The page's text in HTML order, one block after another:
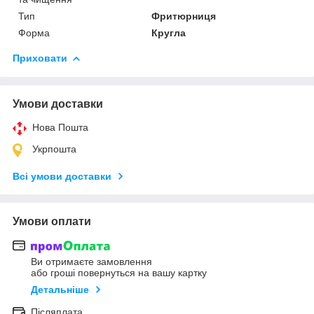
Тип
Фритюрниця
Форма
Кругла
Приховати
Умови доставки
Нова Пошта
Укрпошта
Всі умови доставки
Умови оплати
Ви отримаєте замовлення
або гроші повернуться на вашу картку
Детальніше